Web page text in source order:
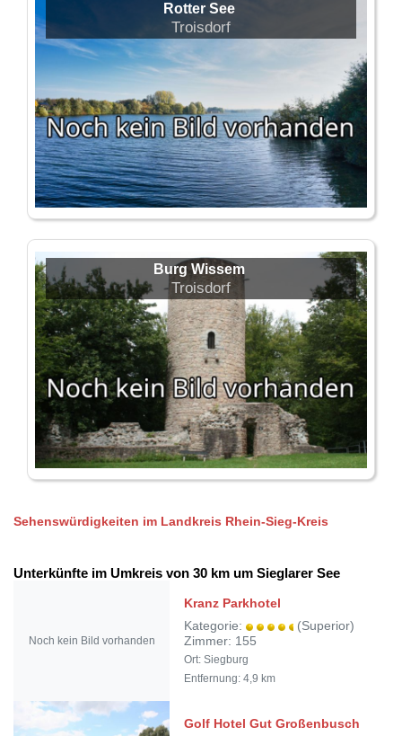
Rotter See
Troisdorf
Burg Wissem
Troisdorf
Sehenswürdigkeiten im Landkreis Rhein-Sieg-Kreis
Unterkünfte im Umkreis von 30 km um Sieglarer See
Noch kein Bild vorhanden
Kranz Parkhotel
Kategorie:
(Superior)
Zimmer: 155
Ort: Siegburg
Entfernung: 4,9 km
Golf Hotel Gut Großenbusch